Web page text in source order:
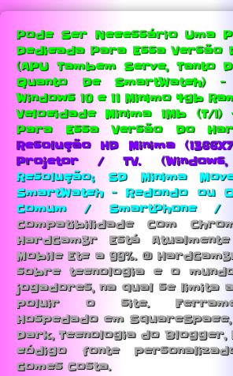
Pode Ser Necessário Uma
Dedicada Para Essa Versão
(APU Tambem Serve, Tanto
Quanto De SmartWatch)
Windows 10 e 11 Minimo 4gb
Velocidade Minima 1Mb (T/
Para Essa Versão Do
Resolução HD Minima
Projetor / TV. (Windows,
Resolução; SD Minima
SmartWatch - Redondo ou
Comum / SmartPhone /
Compatibilidade Com
HardGam3r Está
Mobile Etc a 99%. ©
sobre tecnologia e o
jogadores, na qual se limita
poluir o site.
Hospedado em SquareSpace,
Dark, Tecnologia do
código fonte
Gomes Costa.